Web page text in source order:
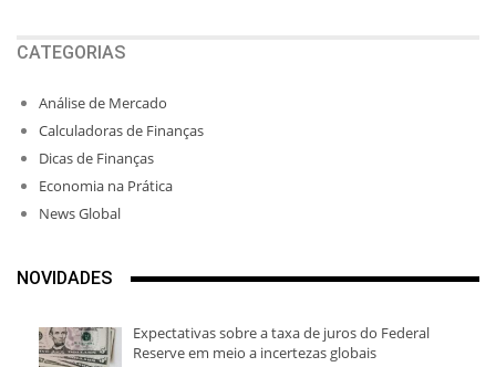
CATEGORIAS
Análise de Mercado
Calculadoras de Finanças
Dicas de Finanças
Economia na Prática
News Global
NOVIDADES
Expectativas sobre a taxa de juros do Federal
Reserve em meio a incertezas globais